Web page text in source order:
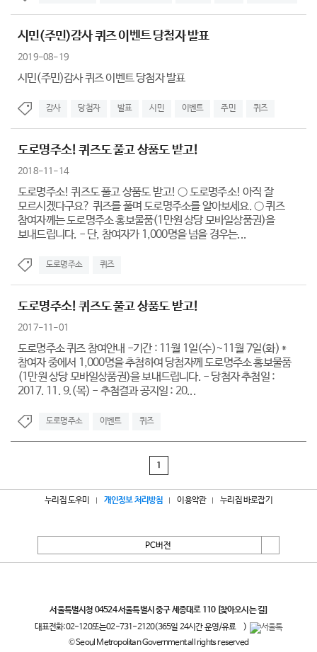
시민(주민)감사 퀴즈 이벤트 당첨자 발표
2019-08-19
시민(주민)감사 퀴즈 이벤트 당첨자 발표
감사 당첨자 발표 시민 이벤트 주민 퀴즈
도로명주소! 퀴즈도 풀고 상품도 받고!
2018-11-14
도로명주소! 퀴즈도 풀고 상품도 받고! ○ 도로명주소! 아직 잘
모르시겠다구요? 퀴즈를 풀며 도로명주소를 알아보세요. ○ 퀴즈
참여자께는 도로명주소 홍보물품(1만원 상당 모바일상품권)을
보내드립니다. - 단, 참여자가 1,000명을 넘을 경우는...
도로명주소 퀴즈
도로명주소! 퀴즈도 풀고 상품도 받고!
2017-11-01
도로명주소 퀴즈 참여안내 -기간 : 11월 1일(수)~11월 7일(화) *
참여자 중에서 1,000명을 추첨하여 당첨자께 도로명주소 홍보물품
(1만원 상당 모바일상품권)을 보내드립니다. - 당첨자 추첨일 :
2017. 11. 9.(목) - 추첨결과 공지일 : 20...
도로명주소 이벤트 퀴즈
1
누리집 도우미 개인정보 처리방침 이용약관 누리집 바로잡기
PC버전
서울특별시청 04524 서울특별시 중구 세종대로 110 [찾아오시는 길]
대표전화:02-120또는02-731-2120(365일 24시간 운영/유료
)
© Seoul Metropolitan Government all rights reserved